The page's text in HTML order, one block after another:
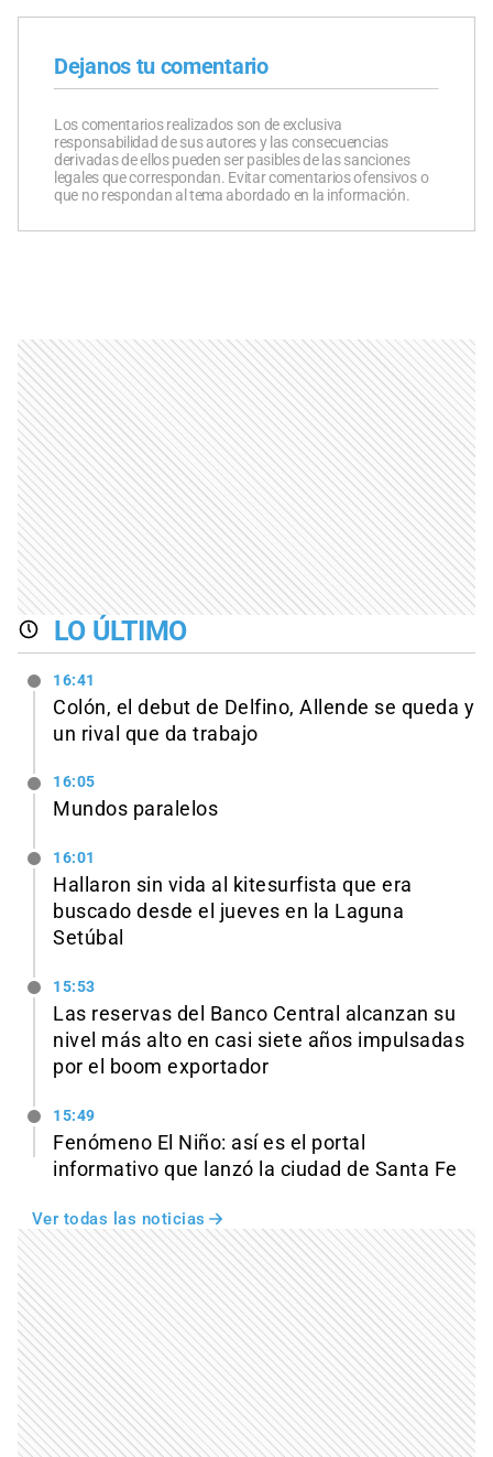
Dejanos tu comentario
Los comentarios realizados son de exclusiva
responsabilidad de sus autores y las consecuencias
derivadas de ellos pueden ser pasibles de las sanciones
legales que correspondan. Evitar comentarios ofensivos o
que no respondan al tema abordado en la información.
LO ÚLTIMO
16:41
Colón, el debut de Delfino, Allende se queda y
un rival que da trabajo
16:05
Mundos paralelos
16:01
Hallaron sin vida al kitesurfista que era
buscado desde el jueves en la Laguna
Setúbal
15:53
Las reservas del Banco Central alcanzan su
nivel más alto en casi siete años impulsadas
por el boom exportador
15:49
Fenómeno El Niño: así es el portal
informativo que lanzó la ciudad de Santa Fe
Ver todas las noticias